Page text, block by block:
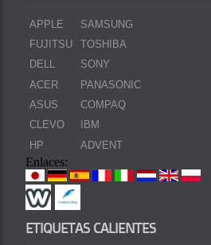
APPLE
FUJITSU
DELL
ACER
ASUS
CLEVO
HP
SAMSUNG
TOSHIBA
SONY
PANASONIC
COMPAQ
IBM
ADVENT
Enlaces:
ETIQUETAS CALIENTES